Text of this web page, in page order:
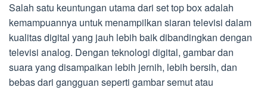
Salah satu keuntungan utama dari set top box adalah
kemampuannya untuk menampilkan siaran televisi dalam
kualitas digital yang jauh lebih baik dibandingkan dengan
televisi analog. Dengan teknologi digital, gambar dan
suara yang disampaikan lebih jernih, lebih bersih, dan
bebas dari gangguan seperti gambar semut atau